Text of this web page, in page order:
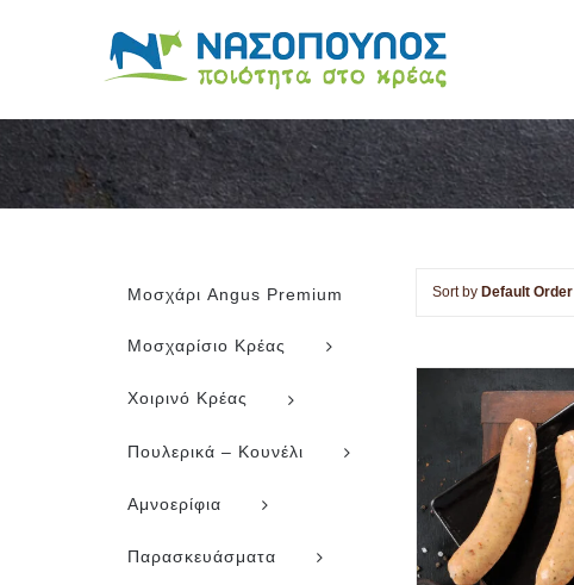
Sort by Default Order
Μοσχάρι Angus Premium
Μοσχαρίσιο Κρέας
Χοιρινό Κρέας
Πουλερικά – Κουνέλι
Αμνοερίφια
Παρασκευάσματα